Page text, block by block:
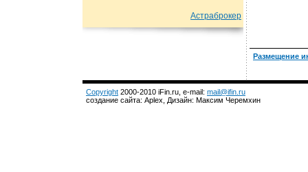
Астраброкер
Размещение
Copyright 2000-2010 iFin.ru, e-mail: mail@ifin.ru
создание сайта: Aplex, Дизайн: Максим Черемхин